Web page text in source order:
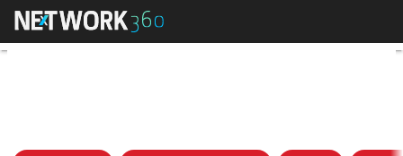
Nasce una piattaforma